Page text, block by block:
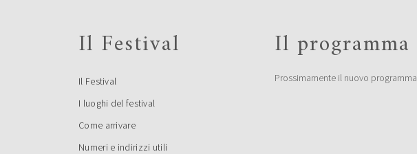
Il Festival
Il Festival
I luoghi del festival
Come arrivare
Numeri e indirizzi utili
Il programma
Prossimamente il nuovo programma